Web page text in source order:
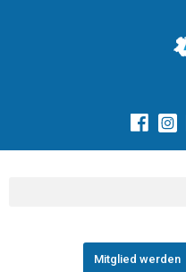
Mitglied werden